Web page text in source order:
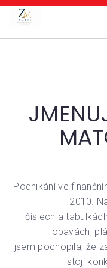
Podnikání ve
2010.
číslech a
obavách,
jsem pochopila, že
stojí